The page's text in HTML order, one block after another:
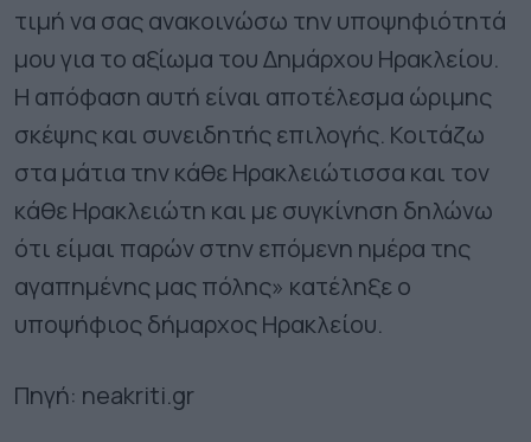
τιμή να σας ανακοινώσω την υποψηφιότητά
μου για το αξίωμα του Δημάρχου Ηρακλείου.
Η απόφαση αυτή είναι αποτέλεσμα ώριμης
σκέψης και συνειδητής επιλογής. Κοιτάζω
στα μάτια την κάθε Ηρακλειώτισσα και τον
κάθε Ηρακλειώτη και με συγκίνηση δηλώνω
ότι είμαι παρών στην επόμενη ημέρα της
αγαπημένης μας πόλης» κατέληξε ο
υποψήφιος δήμαρχος Ηρακλείου.
Πηγή: neakriti.gr